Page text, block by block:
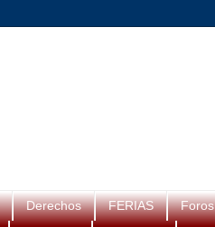
Derechos FERIAS Foros